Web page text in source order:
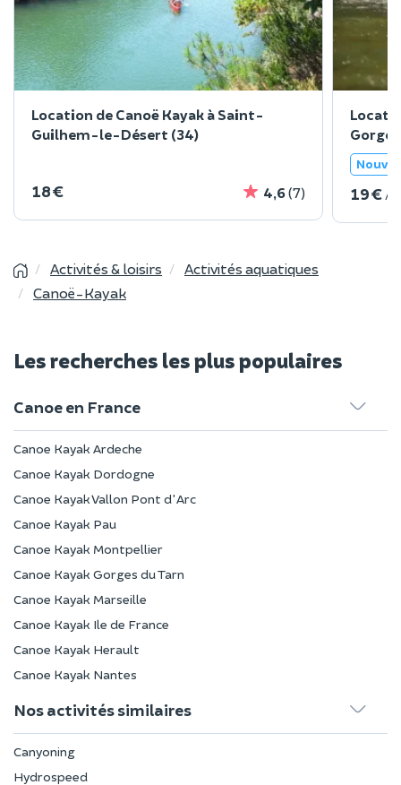
Location de Canoë Kayak à Saint-
Guilhem-le-Désert (34)
18 € 4,6(7) 19 € /
Activités & loisirs
Activités aquatiques
Canoë-Kayak
Les recherches les plus populaires
Canoe en France
Canoe Kayak Ardeche
Canoe Kayak Dordogne
Canoe Kayak Vallon Pont d'Arc
Canoe Kayak Pau
Canoe Kayak Montpellier
Canoe Kayak Gorges du Tarn
Canoe Kayak Marseille
Canoe Kayak Ile de France
Canoe Kayak Herault
Canoe Kayak Nantes
Nos activités similaires
Canyoning
Hydrospeed